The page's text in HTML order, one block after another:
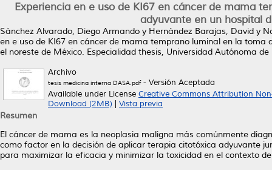
Experiencia en e uso de KI67 en cáncer de mama
adyuvante en un hospital
Sánchez Alvarado, Diego Armando y Hernández Barajas, David y
en e uso de KI67 en cáncer de mama temprano luminal en la
el noreste de México. Especialidad thesis, Universidad Autónoma de
Archivo
tesis medicina interna DASA.pdf- Versión Aceptada
Available under License Creative Commons Attribution
Download (2MB)
Vista previa
Resumen
El cáncer de mama es la neoplasia maligna más comúnmente
como factor en la decisión de aplicar terapia citotóxica adyuvante
para maximizar la eficacia y minimizar la toxicidad en el contexto